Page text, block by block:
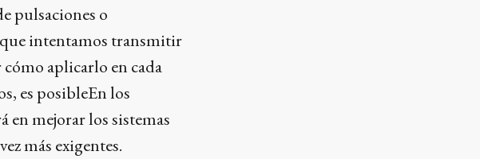
pulsaciones o
intentamos transmitir
aplicarlo en cada
es posibleEn los
en mejorar los sistemas
más exigentes.